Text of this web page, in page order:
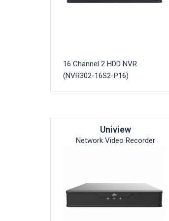
16 Channel 2 HDD NVR
(NVR302-16S2-P16)
Uniview
Network Video Recorder